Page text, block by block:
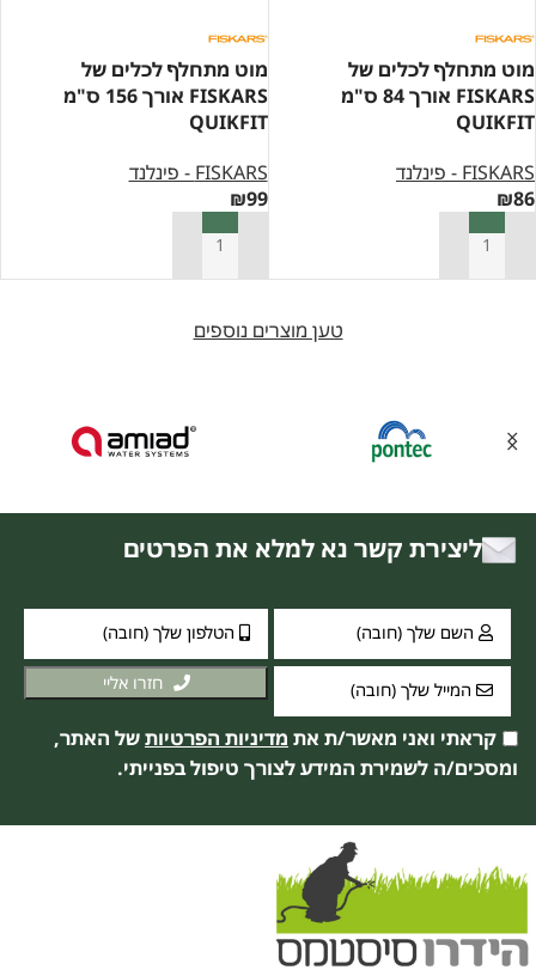
מוט מתחלף לכלים של
FISKARS אורך 84 ס"מ
QUIKFIT
FISKARS - פינלנד
₪86
הוספה לסל
מוט מתחלף לכלים של
FISKARS אורך 156 ס"מ
QUIKFIT
FISKARS - פינלנד
₪99
הוספה לסל
טען מוצרים נוספים
ליצירת קשר נא למלא את הפרטים
חזרו אליי
קראתי ואני מאשר/ת את מדיניות הפרטיות של האתר,
ומסכים/ה לשמירת המידע לצורך טיפול בפנייתי.